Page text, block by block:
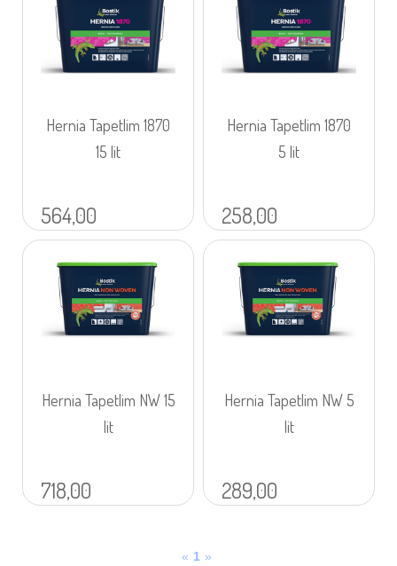
Hernia Tapetlim 1870
15 lit
564,00
Hernia Tapetlim 1870
5 lit
258,00
Hernia Tapetlim NW 15
lit
718,00
Hernia Tapetlim NW 5
lit
289,00
« 1 »